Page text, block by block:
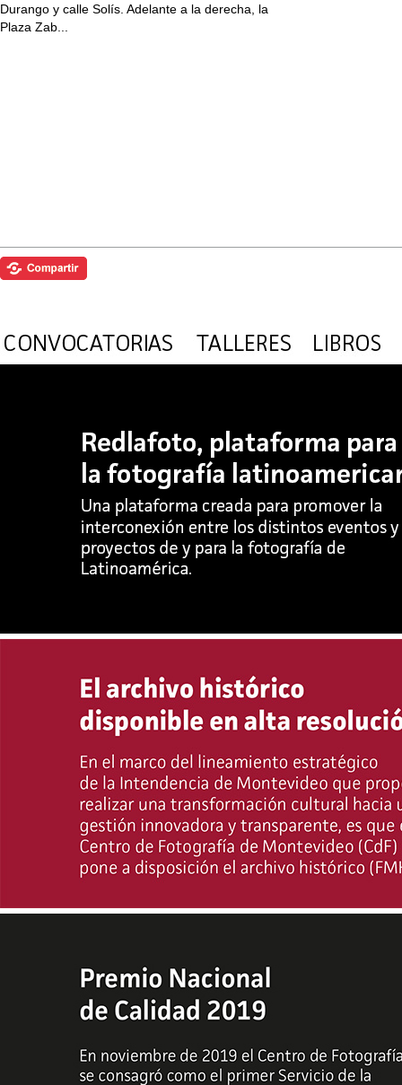
Durango y calle Solís. Adelante a la derecha, la
Plaza Zab...